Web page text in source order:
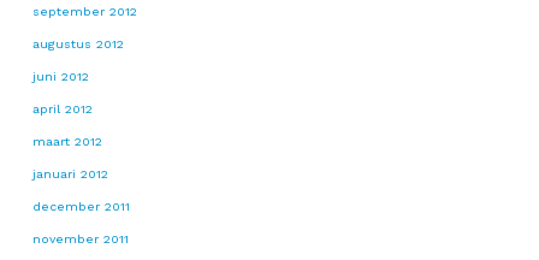
september 2012
augustus 2012
juni 2012
april 2012
maart 2012
januari 2012
december 2011
november 2011